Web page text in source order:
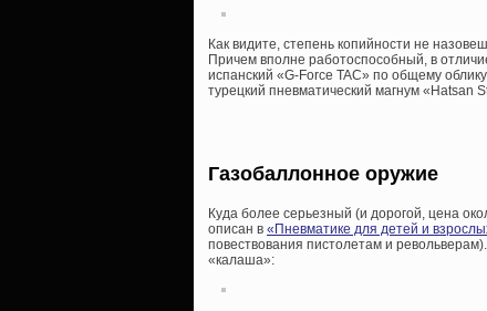
Как видите, степень копийности не
Причем вполне работоспособный, в
испанский «G-Force TAC» по общему
турецкий пневматический магнум «Hatsan
Газобаллонное оружие
Куда более серьезный (и дорогой, цена
описан в «Пневматике для детей и
повествования пистолетам и
«калаша»: